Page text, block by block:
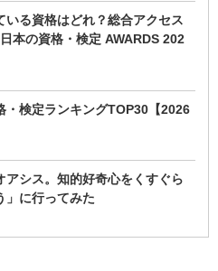
いる資格はどれ？総合アクセス
本の資格・検定 AWARDS 202
・検定ランキングTOP30【2026
アシス。知的好奇心をくすぐら
」に行ってみた